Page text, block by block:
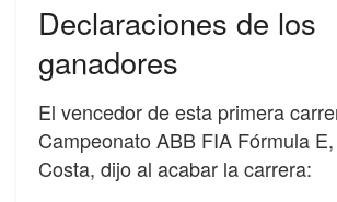
Declaraciones de los
ganadores
El vencedor de esta primera
Campeonato ABB FIA Fórmula
Costa, dijo al acabar la carrera: